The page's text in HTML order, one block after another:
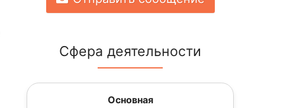
Сфера деятельности
Основная